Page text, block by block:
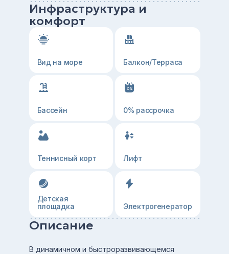
Инфраструктура и
комфорт
Вид на море Балкон/Терраса
Бассейн 0% рассрочка
Теннисный корт Лифт
Детская
площадка
Электрогенератор
Описание
В динамичном и быстроразвивающемся